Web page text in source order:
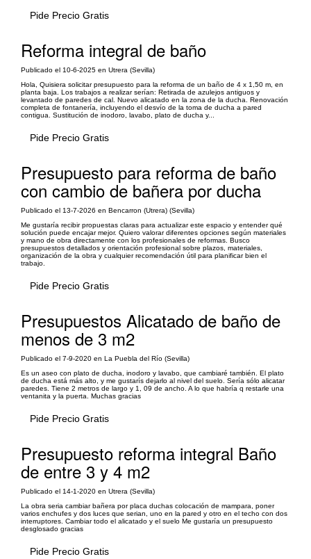
Pide Precio Gratis
Reforma integral de baño
Publicado el 10-6-2025 en Utrera (Sevilla)
Hola, Quisiera solicitar presupuesto para la reforma de un baño de 4 x 1,50 m, en
planta baja. Los trabajos a realizar serían: Retirada de azulejos antiguos y
levantado de paredes de cal. Nuevo alicatado en la zona de la ducha. Renovación
completa de fontanería, incluyendo el desvío de la toma de ducha a pared
contigua. Sustitución de inodoro, lavabo, plato de ducha y...
Pide Precio Gratis
Presupuesto para reforma de baño
con cambio de bañera por ducha
Publicado el 13-7-2026 en Bencarron (Utrera) (Sevilla)
Me gustaría recibir propuestas claras para actualizar este espacio y entender qué
solución puede encajar mejor. Quiero valorar diferentes opciones según materiales
y mano de obra directamente con los profesionales de reformas. Busco
presupuestos detallados y orientación profesional sobre plazos, materiales,
organización de la obra y cualquier recomendación útil para planificar bien el
trabajo.
Pide Precio Gratis
Presupuestos Alicatado de baño de
menos de 3 m2
Publicado el 7-9-2020 en La Puebla del Río (Sevilla)
Es un aseo con plato de ducha, inodoro y lavabo, que cambiaré también. El plato
de ducha está más alto, y me gustarís dejarlo al nivel del suelo. Sería sólo alicatar
paredes. Tiene 2 metros de largo y 1, 09 de ancho. A lo que habría q restarle una
ventanita y la puerta. Muchas gracias
Pide Precio Gratis
Presupuesto reforma integral Baño
de entre 3 y 4 m2
Publicado el 14-1-2020 en Utrera (Sevilla)
La obra seria cambiar bañera por placa duchas colocación de mampara, poner
varios enchufes y dos luces que serian, uno en la pared y otro en el techo con dos
interruptores. Cambiar todo el alicatado y el suelo Me gustaría un presupuesto
desglosado gracias
Pide Precio Gratis